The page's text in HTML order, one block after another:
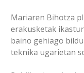
Mariaren Bihotza
erakusketak
baino gehiago
teknika ugarietan